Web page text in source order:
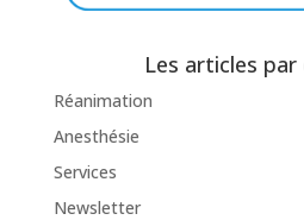
Les articles
Réanimation
Anesthésie
Services
Newsletter